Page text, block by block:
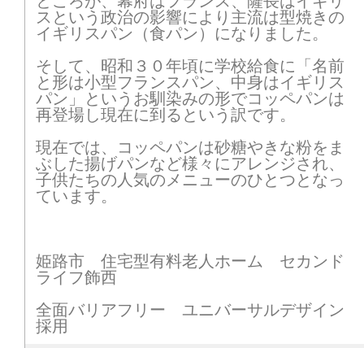
スという政治の影響により主流は型焼きの
イギリスパン（食パン）になりました。
そして、昭和３０年頃に学校給食に「名前
と形は小型フランスパン、中身はイギリス
パン」というお馴染みの形でコッペパンは
再登場し現在に到るという訳です。
現在では、コッペパンは砂糖やきな粉をま
ぶした揚げパンなど様々にアレンジされ、
子供たちの人気のメニューのひとつとなっ
ています。
姫路市 住宅型有料老人ホーム セカンド
ライフ飾西
全面バリアフリー ユニバーサルデザイン
採用